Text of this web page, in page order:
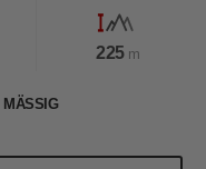
225 m
MÄSSIG